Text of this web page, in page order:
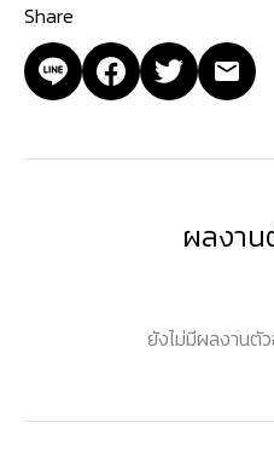
Share
ผลงาน
ยังไม่มีผลงานตั